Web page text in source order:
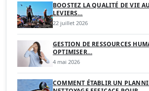
BOOSTEZ LA QUALITÉ DE VIE
LEVIERS…
22 juillet 2026
GESTION DE RESSOURCES
OPTIMISER…
4 mai 2026
COMMENT ÉTABLIR UN